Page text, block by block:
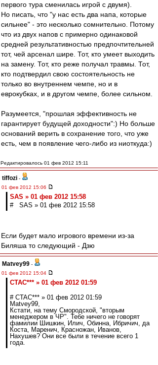
первого тура сменилась игрой с двумя).
Но писать, что "у нас есть два напа, которые
сильнее" - это несколько сомнительно. Потому
что из двух напов с примерно одинаковой
средней результативностью предпочтительней
тот, чей арсенал шире. Тот, кто умеет выходить
на замену. Тот, кто реже получал травмы. Тот,
кто подтвердил свою состоятельность не
только во внутреннем чемпе, но и в
еврокубках, и в другом чемпе, более сильном.
Разумеется, "прошлая эффективность не
гарантирует будущей доходности":) Но больше
оснований верить в сохранение того, что уже
есть, чем в появление чего-либо из ниоткуда:)
Редактировалось 01 фев 2012 15:11
tiffozi -
01 фев 2012 15:06
SAS » 01 фев 2012 15:58
# SAS » 01 фев 2012 15:58
Если будет мало игрового времени из-за
Биляша то следующий - Дзю
Matvey99 -
01 фев 2012 15:04
CTAC*** » 01 фев 2012 01:59
# CTAC*** » 01 фев 2012 01:59
Matvey99,
Кстати, на тему Смородской, "вторым
менеджером в ЧР". Тебе ничего не говорят
фамилии Шишкин, Илич, Обинна, Ибричич, да
Коста, Маренич, Красножан, Иванов,
Нахушев? Они все были в течение всего 1
года.